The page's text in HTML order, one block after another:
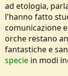
ad etologia,
l'hanno fatto
comunicazione
orche restano
fantastiche e
specie in modi